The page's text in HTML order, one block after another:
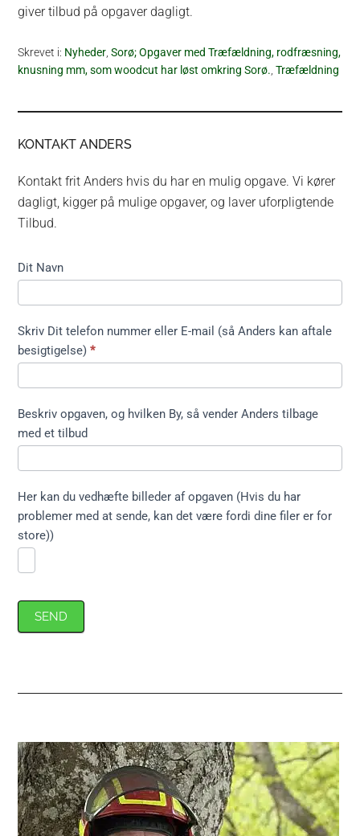
giver tilbud på opgaver dagligt.
Skrevet i: Nyheder ,Sorø; Opgaver med Træfældning, rodfræsning,
knusning mm, som woodcut har løst omkring Sorø. ,Træfældning
KONTAKT ANDERS
Kontakt frit Anders hvis du har en mulig opgave. Vi kører
dagligt, kigger på mulige opgaver, og laver uforpligtende
Tilbud.
Kontakt
kort ikke
træfældning
Dit Navn
Skriv Dit telefon nummer eller E-mail (så Anders kan aftale
besigtigelse)*
Beskriv opgaven, og hvilken By, så vender Anders tilbage
med et tilbud
Her kan du vedhæfte billeder af opgaven (Hvis du har
problemer med at sende, kan det være fordi dine filer er for
store))
SEND
Primær
Sidebar